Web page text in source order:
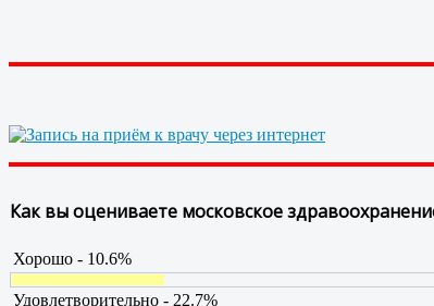
Как вы оцениваете московское
Хорошо - 10.6%
Удовлетворительно - 22.7%